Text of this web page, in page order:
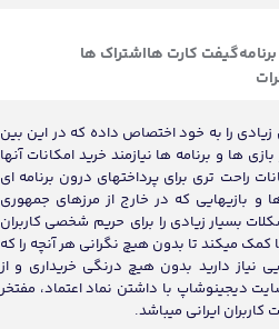
گیفت کارت هااشتراک ها
زیادی را به خود اختصاص داده که در این بین
ها و برنامه ها نیازمند خرید امکانات آنها
راحت تری برای پرداختهای درون برنامه ای
و بازیهایی که در خارج از مرزهای جمهوری
بسیار زیادی را برای حریم شخصی کاربران
میکند تا بدون هیچ نگرانی هر آنچه را که
نیاز دارید بدون هیچ درنگی خریداری و از
دیجینوشاپ با داشتن نماد اعتماد، مفتخر